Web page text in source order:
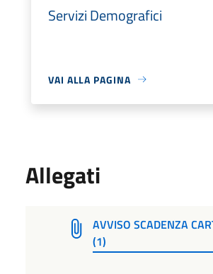
Servizi Demografici
VAI ALLA PAGINA
Allegati
AVVISO SCADENZA
(1)